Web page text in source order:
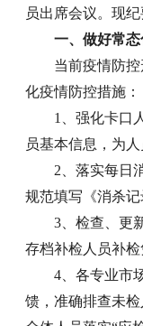
员出席会议。现纪
一、做好常
当前疫情防
化疫情防控措施：
1、强化卡口
员基本信息，为
2、落实每日
规范填写《消杀记
3、检查、更
存档补检人员补检
4、各专业市
馈，准确排查未